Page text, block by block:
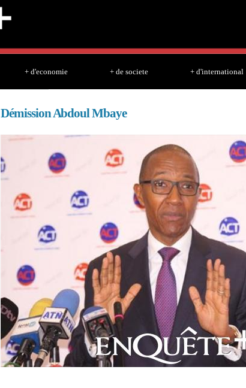
+ d'economie + de societe + d'international
Démission Abdoul Mbaye